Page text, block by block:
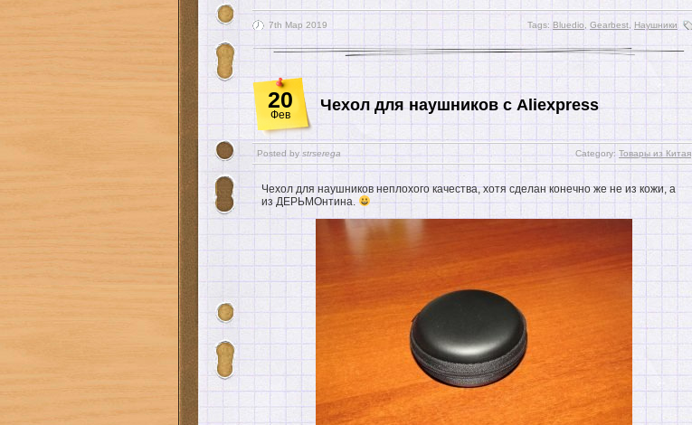
7th Мар 2019 Tags: Bluedio Gearbest Наушники
20
Фев
Чехол для наушников с Aliexpress
Posted by strserega Category: Товары из Китая
Чехол для наушников неплохого качества, хотя сделан конечно же не из кожи, а
из ДЕРЬМОнтина.